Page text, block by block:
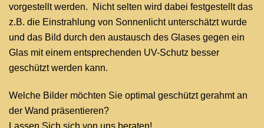
vorgestellt werden. Nicht selten wird dabei festgestellt das
z.B. die Einstrahlung von Sonnenlicht unterschätzt wurde
und das Bild durch den austausch des Glases gegen ein
Glas mit einem entsprechenden UV-Schutz besser
geschützt werden kann.
Welche Bilder möchten Sie optimal geschützt gerahmt an
der Wand präsentieren?
Lassen Sich sich von uns beraten!